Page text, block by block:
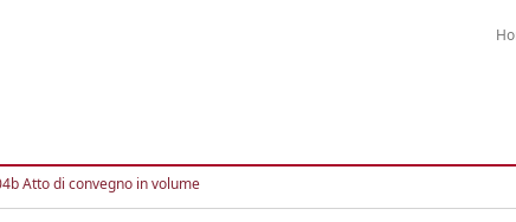
Atto di convegno in volume